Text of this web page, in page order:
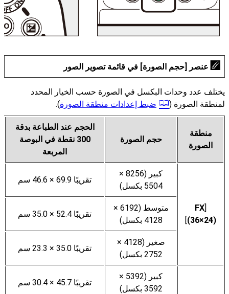
عنصر [حجم الصورة] في قائمة تصوير الصور
يختلف عدد وحدات البكسل في الصورة حسب الخيار المحدد
لمنطقة الصورة (
ضبط إعدادات منطقة الصورة).
منطقة
الصورة
حجم الصورة
الحجم عند الطباعة بدقة
300 نقطة في البوصة
المربعة
[
(36‎×24)
]
كبير (8256 ×
5504 بكسل)
تقريبًا 69.9 × 46.6 سم
متوسط (6192 ×
4128 بكسل)
تقريبًا 52.4 × 35.0 سم
صغير (4128 ×
2752 بكسل)
تقريبًا 35.0 × 23.3 سم
كبير (5392 ×
3592 بكسل)
تقريبًا 45.7 × 30.4 سم